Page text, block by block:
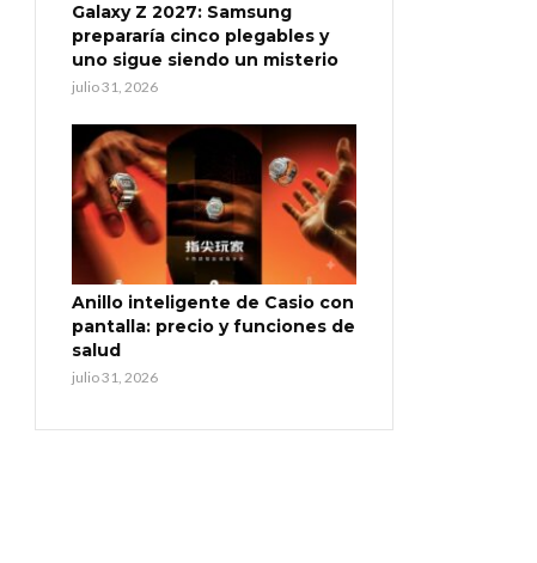
Galaxy Z 2027: Samsung
prepararía cinco plegables y
uno sigue siendo un misterio
julio 31, 2026
Anillo inteligente de Casio con
pantalla: precio y funciones de
salud
julio 31, 2026